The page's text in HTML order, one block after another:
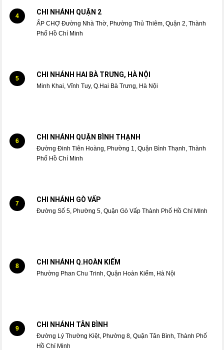
4 CHI NHÁNH QUẬN 2
ẤP CHỢ Đường Nhà Thờ, Phường Thủ Thiêm, Quận 2, Thành
Phố Hồ Chí Minh
5 CHI NHÁNH HAI BÀ TRƯNG, HÀ NỘI
Minh Khai, Vĩnh Tuy, Q.Hai Bà Trưng, Hà Nội
6 CHI NHÁNH QUẬN BÌNH THẠNH
Đường Đinh Tiên Hoàng, Phường 1, Quận Bình Thạnh, Thành
Phố Hồ Chí Minh
7 CHI NHÁNH GÒ VẤP
Đường Số 5, Phường 5, Quận Gò Vấp Thành Phố Hồ Chí MInh
8 CHI NHÁNH Q.HOÀN KIẾM
Phường Phan Chu Trinh, Quận Hoàn Kiếm, Hà Nội
9 CHI NHÁNH TÂN BÌNH
Đường Lý Thường Kiệt, Phường 8, Quận Tân Bình, Thành Phố
Hồ Chí Minh